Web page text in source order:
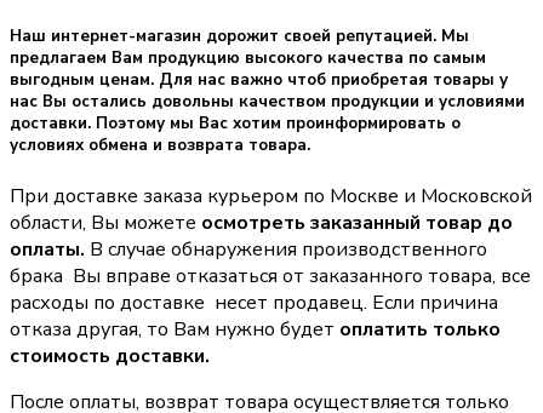
Наш интернет-магазин дорожит своей репутацией. Мы
предлагаем Вам продукцию высокого качества по самым
выгодным ценам. Для нас важно чтоб приобретая товары у
нас Вы остались довольны качеством продукции и условиями
доставки. Поэтому мы Вас хотим проинформировать о
условиях обмена и возврата товара.
При доставке заказа курьером по Москве и Московской
области, Вы можете осмотреть заказанный товар до
оплаты. В случае обнаружения производственного
брака Вы вправе отказаться от заказанного товара, все
расходы по доставке несет продавец. Если причина
отказа другая, то Вам нужно будет оплатить только
стоимость доставки.
После оплаты, возврат товара осуществляется только